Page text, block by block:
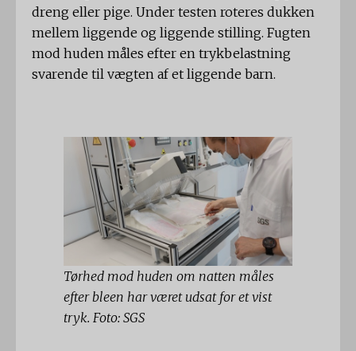
dreng eller pige. Under testen roteres dukken
mellem liggende og liggende stilling. Fugten
mod huden måles efter en trykbelastning
svarende til vægten af ​​et liggende barn.
Tørhed mod huden om natten måles
efter bleen har været udsat for et vist
tryk. Foto: SGS